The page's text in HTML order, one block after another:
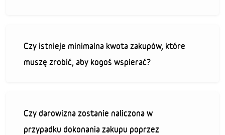
Czy istnieje minimalna kwota zakupów, które
muszę zrobić, aby kogoś wspierać?
Czy darowizna zostanie naliczona w
przypadku dokonania zakupu poprzez